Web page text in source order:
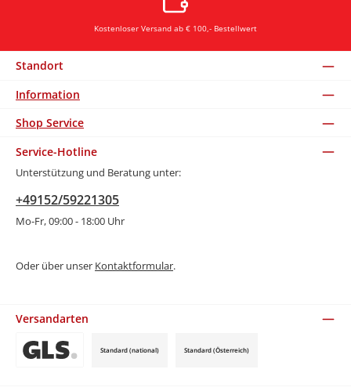
Kostenloser Versand ab € 100,- Bestellwert
Standort
Information
Shop Service
Service-Hotline
Unterstützung und Beratung unter:
+49152/59221305
Mo-Fr, 09:00 - 18:00 Uhr
Oder über unser Kontaktformular.
Versandarten
Standard (national) Standard (Österreich)